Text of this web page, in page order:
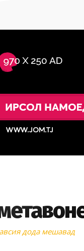
дода мешавад